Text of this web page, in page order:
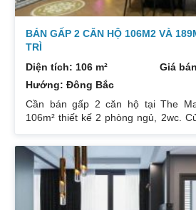
BÁN GẤP 2 CĂN HỘ 106M2 VÀ
TRÌ
Diện tích: 106 m²
Giá
Hướng: Đông Bắc
Cần bán gấp 2 căn hộ tại The
106m² thiết kế 2 phòng ngủ, 2wc.
189m² thiết kế 3 phòng ngủ, 2wc, 2
Giá bán 7,4 tỷ. Cả 2 căn chủ nhà
thất. Xem nhà liên hệ: 0832133366